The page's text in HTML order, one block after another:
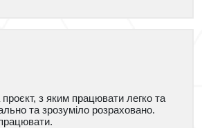
з яким працювати легко та
та зрозуміло розраховано.